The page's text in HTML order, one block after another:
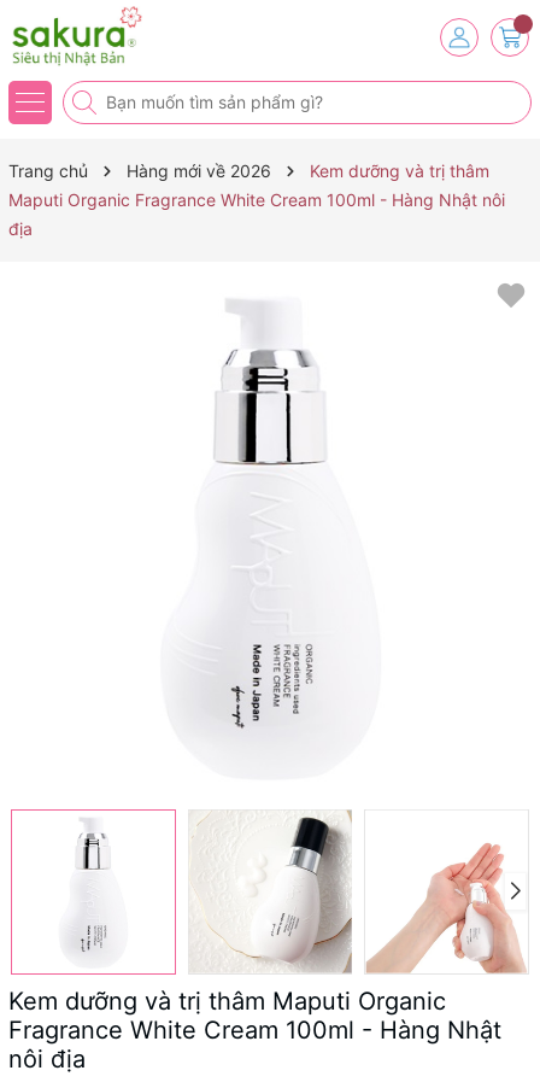
Trang chủ Hàng mới về 2026
Kem dưỡng và trị thâm
Maputi Organic Fragrance White Cream 100ml - Hàng Nhật nôi
địa
Kem dưỡng và trị thâm Maputi Organic
Fragrance White Cream 100ml - Hàng Nhật
nôi địa